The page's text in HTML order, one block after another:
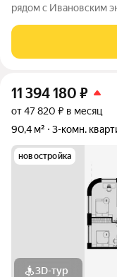
рядом с Ивановским
35, 39; поликлиника
рынок.
11 394 180 ₽
от 47 820 ₽ в месяц
90,4 м²
3-комн.
новостройка
3D-тур